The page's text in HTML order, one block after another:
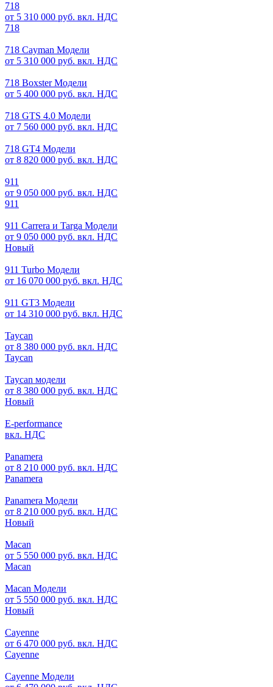
718
от 5 310 000 руб. вкл. НДС
718
718 Cayman Модели
от 5 310 000 руб. вкл. НДС
718 Boxster Модели
от 5 400 000 руб. вкл. НДС
718 GTS 4.0 Модели
от 7 560 000 руб. вкл. НДС
718 GT4 Модели
от 8 820 000 руб. вкл. НДС
911
от 9 050 000 руб. вкл. НДС
911
911 Carrera и Targa Модели
от 9 050 000 руб. вкл. НДС
Новый
911 Turbo Модели
от 16 070 000 руб. вкл. НДС
911 GT3 Модели
от 14 310 000 руб. вкл. НДС
Taycan
от 8 380 000 руб. вкл. НДС
Taycan
Taycan модели
от 8 380 000 руб. вкл. НДС
Новый
E-performance
вкл. НДС
Panamera
от 8 210 000 руб. вкл. НДС
Panamera
Panamera Модели
от 8 210 000 руб. вкл. НДС
Новый
Macan
от 5 550 000 руб. вкл. НДС
Macan
Macan Модели
от 5 550 000 руб. вкл. НДС
Новый
Cayenne
от 6 470 000 руб. вкл. НДС
Cayenne
Cayenne Модели